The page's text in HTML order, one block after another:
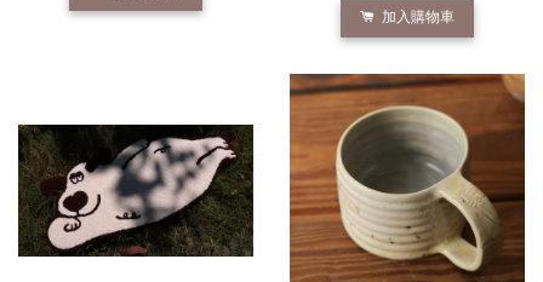
加入購物車